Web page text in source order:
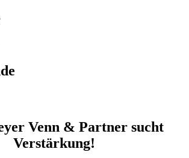
Venn & Partner sucht
Verstärkung!